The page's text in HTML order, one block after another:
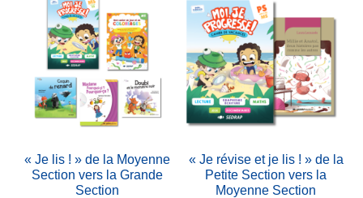
« Je lis ! » de la Moyenne
Section vers la Grande
Section
« Je révise et je lis ! » de la
Petite Section vers la
Moyenne Section